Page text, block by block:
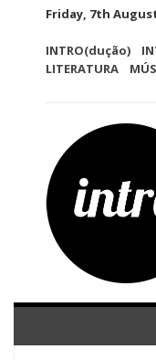
Friday, 7th
INTRO(dução)
LITERATURA